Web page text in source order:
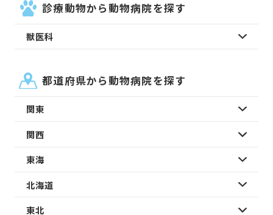
診療動物から動物病院を探す
獣医科
都道府県から動物病院を探す
関東
関西
東海
北海道
東北